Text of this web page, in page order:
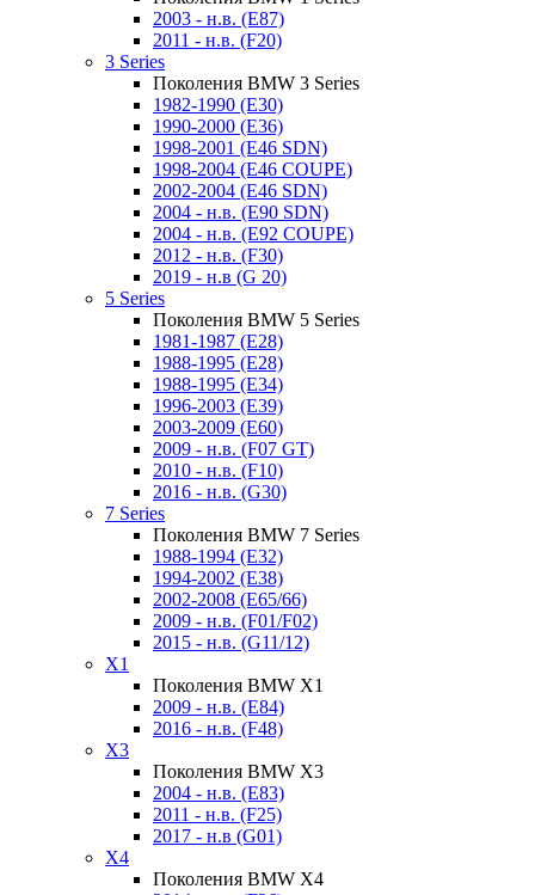
2003 - н.в. (E87)
2011 - н.в. (F20)
3 Series
Поколения BMW 3 Series
1982-1990 (E30)
1990-2000 (E36)
1998-2001 (E46 SDN)
1998-2004 (E46 COUPE)
2002-2004 (E46 SDN)
2004 - н.в. (E90 SDN)
2004 - н.в. (E92 COUPE)
2012 - н.в. (F30)
2019 - н.в (G 20)
5 Series
Поколения BMW 5 Series
1981-1987 (E28)
1988-1995 (E28)
1988-1995 (E34)
1996-2003 (E39)
2003-2009 (E60)
2009 - н.в. (F07 GT)
2010 - н.в. (F10)
2016 - н.в. (G30)
7 Series
Поколения BMW 7 Series
1988-1994 (E32)
1994-2002 (E38)
2002-2008 (E65/66)
2009 - н.в. (F01/F02)
2015 - н.в. (G11/12)
X1
Поколения BMW X1
2009 - н.в. (E84)
2016 - н.в. (F48)
X3
Поколения BMW X3
2004 - н.в. (E83)
2011 - н.в. (F25)
2017 - н.в (G01)
X4
Поколения BMW X4